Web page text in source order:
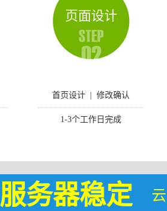
页面设计
首页设计 | 修改确认
1-3个工作日完成
服务器稳定